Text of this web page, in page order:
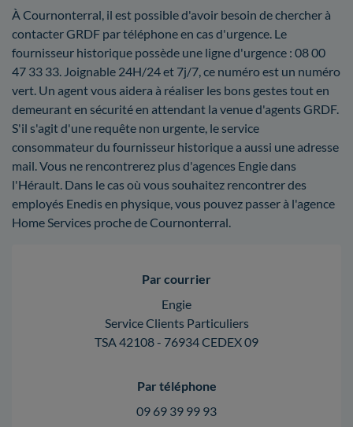
À Cournonterral, il est possible d'avoir besoin de chercher à
contacter GRDF par téléphone en cas d'urgence. Le
fournisseur historique possède une ligne d'urgence : 08 00
47 33 33. Joignable 24H/24 et 7j/7, ce numéro est un numéro
vert. Un agent vous aidera à réaliser les bons gestes tout en
demeurant en sécurité en attendant la venue d'agents GRDF.
S'il s'agit d'une requête non urgente, le service
consommateur du fournisseur historique a aussi une adresse
mail. Vous ne rencontrerez plus d'agences Engie dans
l'Hérault. Dans le cas où vous souhaitez rencontrer des
employés Enedis en physique, vous pouvez passer à l'agence
Home Services proche de Cournonterral.
Par courrier
Engie
Service Clients Particuliers
TSA 42108 - 76934 CEDEX 09
Par téléphone
09 69 39 99 93